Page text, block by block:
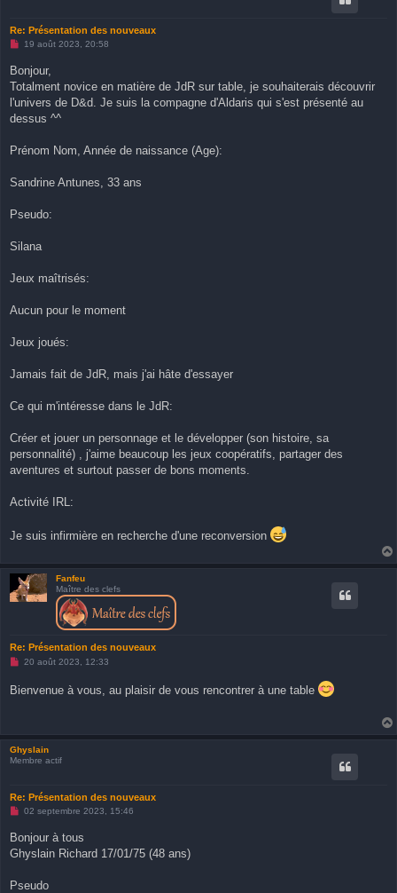
Re: Présentation des nouveaux
M
s
a
e
n
l
19 août 2023, 20:58
Bonjour,
Totalment novice en matière de JdR sur table, je souhaiterais découvrir
l'univers de D&d. Je suis la compagne d'Aldaris qui s'est présenté au
dessus ^^
Prénom Nom, Année de naissance (Age):
Sandrine Antunes, 33 ans
Pseudo:
Silana
Jeux maîtrisés:
Aucun pour le moment
Jeux joués:
Jamais fait de JdR, mais j'ai hâte d'essayer
Ce qui m'intéresse dans le JdR:
Créer et jouer un personnage et le développer (son histoire, sa
personnalité) , j'aime beaucoup les jeux coopératifs, partager des
aventures et surtout passer de bons moments.
Activité IRL:
Je suis infirmière en recherche d'une reconversion
Fanfeu
Maître des clefs
Re: Présentation des nouveaux
M
s
n
n
20 août 2023, 12:33
Bienvenue à vous, au plaisir de vous rencontrer à une table
Ghyslain
Membre actif
Re: Présentation des nouveaux
M
s
a
g
n
02 septembre 2023, 15:46
Bonjour à tous
Ghyslain Richard 17/01/75 (48 ans)
Pseudo